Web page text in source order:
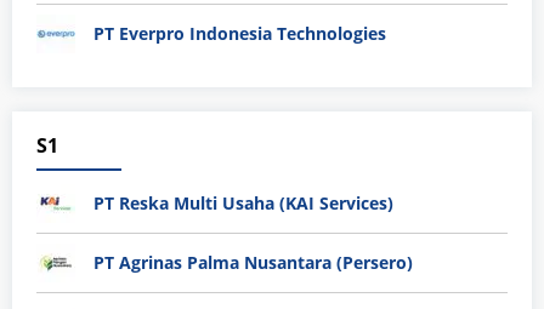
PT Everpro Indonesia Technologies
S1
PT Reska Multi Usaha (KAI Services)
PT Agrinas Palma Nusantara (Persero)